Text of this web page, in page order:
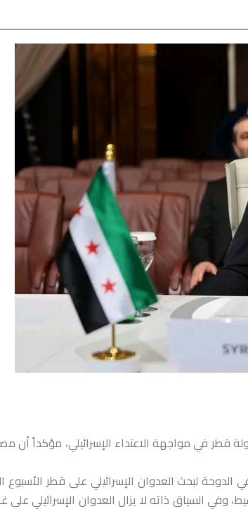
قطر في مواجهة الاعتداء الإسرائيلي، مؤكداً أن
الدوحة لبحث العدوان الإسرائيلي على قطر الأسبوع
وفي السياق ذاته لا يزال العدوان الإسرائيلي على